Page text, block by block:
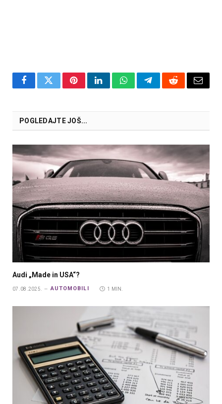
FacebookTwitterPinterestLinkedInWhatsAppTelegramRedditEmail
POGLEDAJTE JOŠ...
Audi „Made in USA“?
07.08.2025. AUTOMOBILI 1 MIN.